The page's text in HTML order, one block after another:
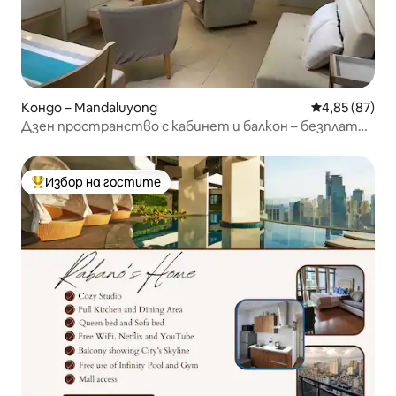
Кондо – Mandaluyong Средна
4,85 (87)
Дзен пространство с кабинет и балкон – безплатен
Най-популярен избор на гостите
Избор на гостите